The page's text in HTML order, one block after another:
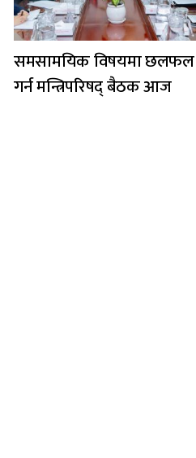
समसामयिक विषयमा छलफल
गर्न मन्त्रिपरिषद् बैठक आज